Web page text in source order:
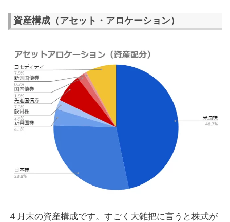
資産構成（アセット・アロケーション）
４月末の資産構成です。すごく大雑把に言うと株式が